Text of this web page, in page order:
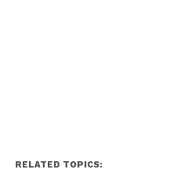
RELATED TOPICS: